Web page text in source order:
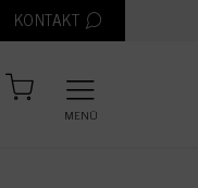
KONTAKT
MENÜ